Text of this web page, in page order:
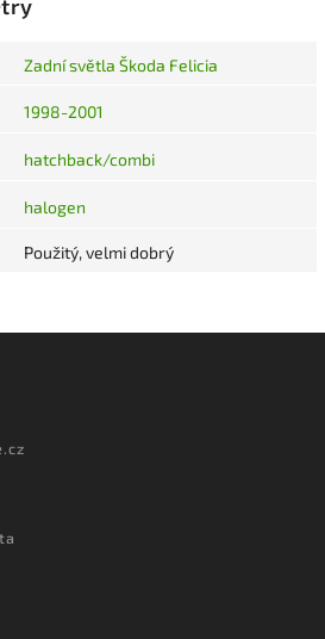
Zadní světla Škoda Felicia
1998-2001
hatchback/combi
halogen
Použitý, velmi dobrý